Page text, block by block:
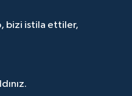
bizi istila ettiler,